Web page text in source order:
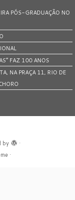
PÓS-GRADUAÇÃO NO
FAZ 100 ANOS
NA PRAÇA 11, RIO DE
by
·
·